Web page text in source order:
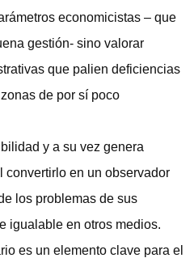
economicistas – que
gestión- sino valorar
que palien deficiencias
de por sí poco
y a su vez genera
en un observador
los problemas de sus
igualable en otros medios.
es un elemento clave para el